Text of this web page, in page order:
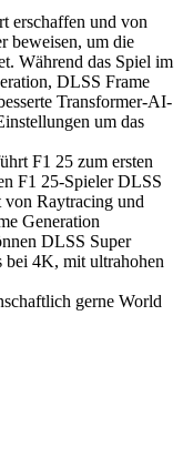
erschaffen und von
beweisen, um die
Während das Spiel im
DLSS Frame
Transformer-AI-
um das
F1 25 zum ersten
F1 25-Spieler DLSS
Raytracing und
Generation
DLSS Super
bei 4K, mit ultrahohen
gerne World